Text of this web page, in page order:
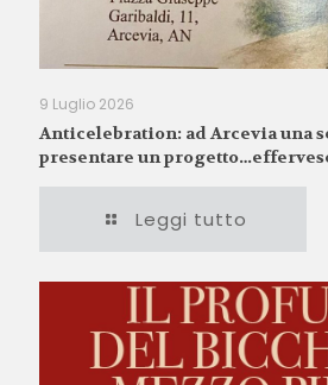
9 Luglio 2026
Anticelebration: ad Arcevia una
presentare un
Leggi tutto